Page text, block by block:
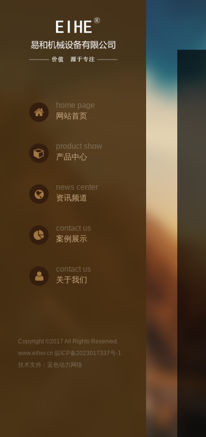
home page
网站首页
product show
产品中心
news center
资讯频道
contact us
案例展示
contact us
关于我们
Copyright ©2017 All Rights Reserved.
www.eiher.cn 皖ICP备2023017337号-1
技术支持： 蓝色动力网络